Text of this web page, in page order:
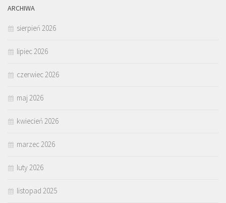
ARCHIWA
sierpień 2026
lipiec 2026
czerwiec 2026
maj 2026
kwiecień 2026
marzec 2026
luty 2026
listopad 2025